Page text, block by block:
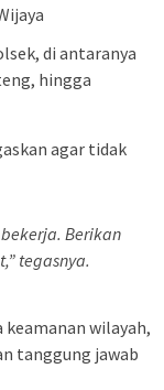
di antaranya
hingga
agar tidak
Berikan
tegasnya.
wilayah,
tanggung jawab